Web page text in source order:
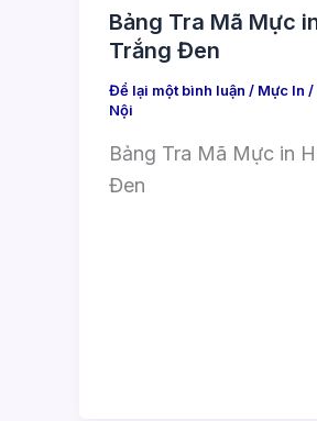
Bảng Tra Mã Mực
Trắng Đen
Để lại một bình luận / Mực In /
Nội
Bảng Tra Mã Mực in
Đen